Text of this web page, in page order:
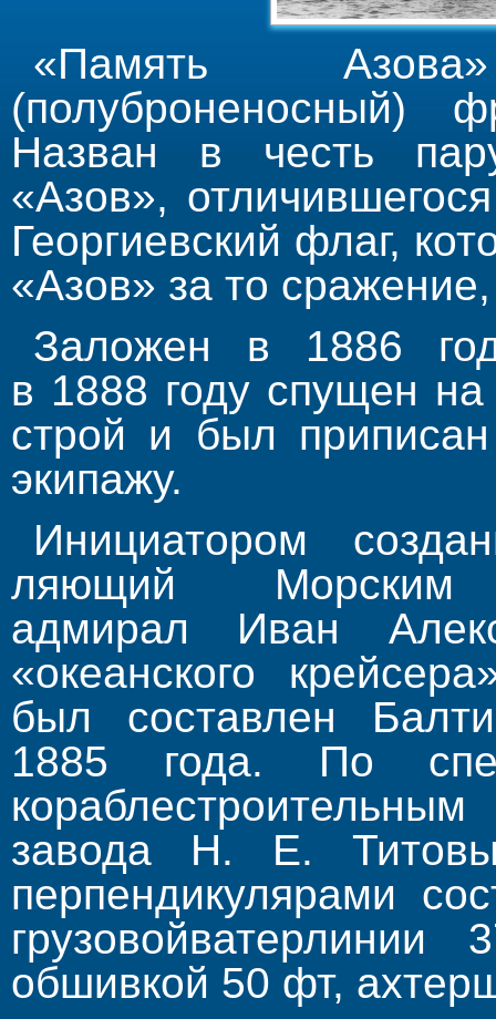
«Память
(полуброненосный)
Назван в честь
«Азов»,
Георгиевский флаг,
«Азов» за то
Заложен в 1886
в 1888 году спущен
строй и был
экипажу.
Инициатором
ляющий Морским
адмирал Иван
«океанского
был составлен
1885 года. По
завода Н. Е.
перпендику­лярами
обшивкой 50 фт,